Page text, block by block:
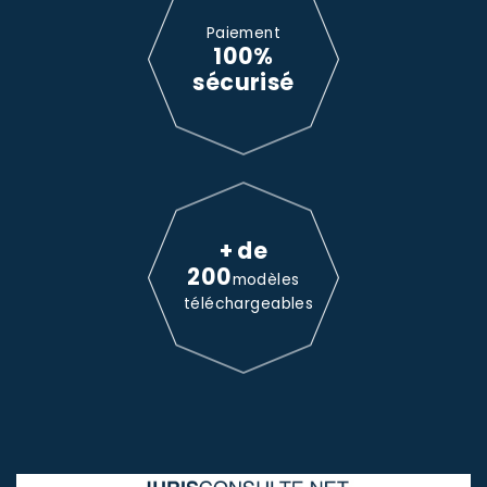
Paiement
100%
sécurisé
+ de
200modèles
téléchargeables